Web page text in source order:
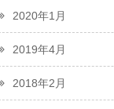
2020年1月
2019年4月
2018年2月